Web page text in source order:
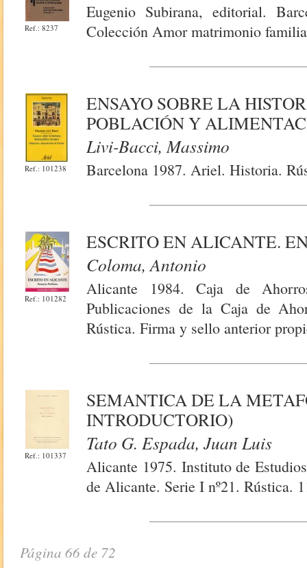
Ref.: 8237
Eugenio Subirana, editorial.
Colección Amor matrimonio
Ref.: 101238
ENSAYO SOBRE LA
POBLACIÓN Y
Livi-Bacci, Massimo
Barcelona 1987. Ariel. Historia.
Ref.: 101282
ESCRITO EN ALICANTE.
Coloma, Antonio
Alicante 1984. Caja de
Publicaciones de la Caja de
Rústica. Firma y sello anterior
Ref.: 101337
SEMANTICA DE LA
INTRODUCTORIO)
Tato G. Espada, Juan Luis
Alicante 1975. Instituto de
de Alicante. Serie I nº21. Rústica.
Página 66 de 72